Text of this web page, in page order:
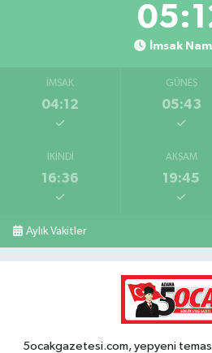
İmsak
İMSAK
04:12
GÜNEŞ
05:43
İKINDI
16:36
AKŞAM
19:45
Aylık Vakitler
5ocakgazetesi.com, yepyeni